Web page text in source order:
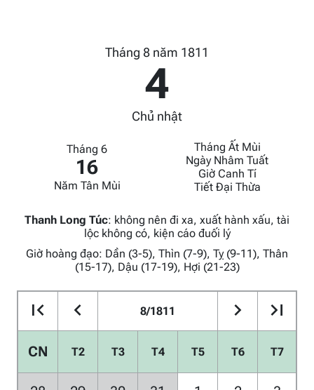
Tháng 8 năm 1811
4
Chủ nhật
Tháng 6
16
Năm Tân Mùi
Tháng Ất Mùi
Ngày Nhâm Tuất
Giờ Canh Tí
Tiết Đại Thừa
Thanh Long Túc: không nên đi xa, xuất hành xấu, tài
lộc không có, kiện cáo đuối lý
Giờ hoàng đạo: Dần (3-5), Thìn (7-9), Tỵ (9-11), Thân
(15-17), Dậu (17-19), Hợi (21-23)
8/1811
CN T2 T3 T4 T5 T6 T7